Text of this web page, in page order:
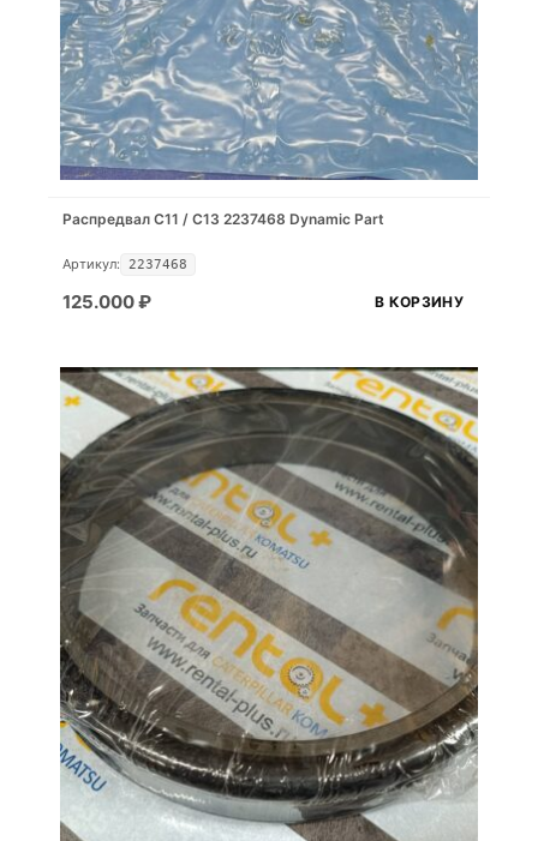
Распредвал С11 / С13 2237468 Dynamic Part
Артикул: 2237468
125.000₽ В КОРЗИНУ